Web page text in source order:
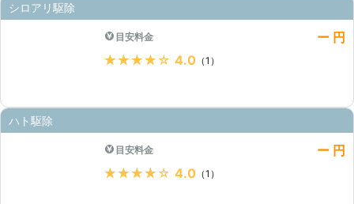
シロアリ駆除
目安料金
ー 円
★★★★★ 4.0 （1）
ハト駆除
目安料金
ー 円
★★★★★ 4.0 （1）